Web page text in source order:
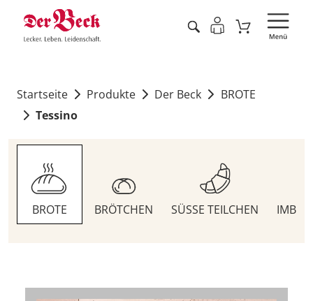
Startseite Produkte Der Beck
BROTE
Tessino
BROTE BRÖTCHEN SÜSSE TEILCHEN